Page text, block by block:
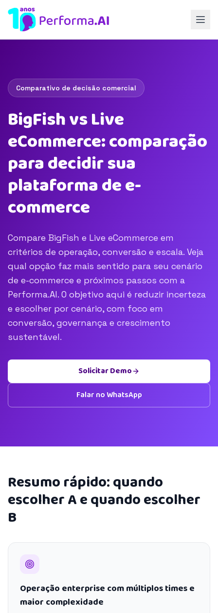
Comparativo de decisão comercial
BigFish vs Live
eCommerce: comparação
para decidir sua
plataforma de e-
commerce
Compare BigFish e Live eCommerce em
critérios de operação, conversão e escala. Veja
qual opção faz mais sentido para seu cenário
de e-commerce e próximos passos com a
Performa.AI. O objetivo aqui é reduzir incerteza
e escolher por cenário, com foco em
conversão, governança e crescimento
sustentável.
Solicitar Demo
Falar no WhatsApp
Resumo rápido: quando
escolher A e quando escolher
B
Operação enterprise com múltiplos times e
maior complexidade